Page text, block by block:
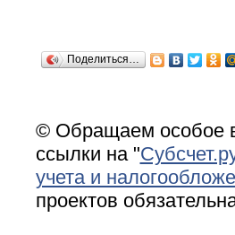
Поделиться…
© Обращаем особое
ссылки на "
учета и
проектов